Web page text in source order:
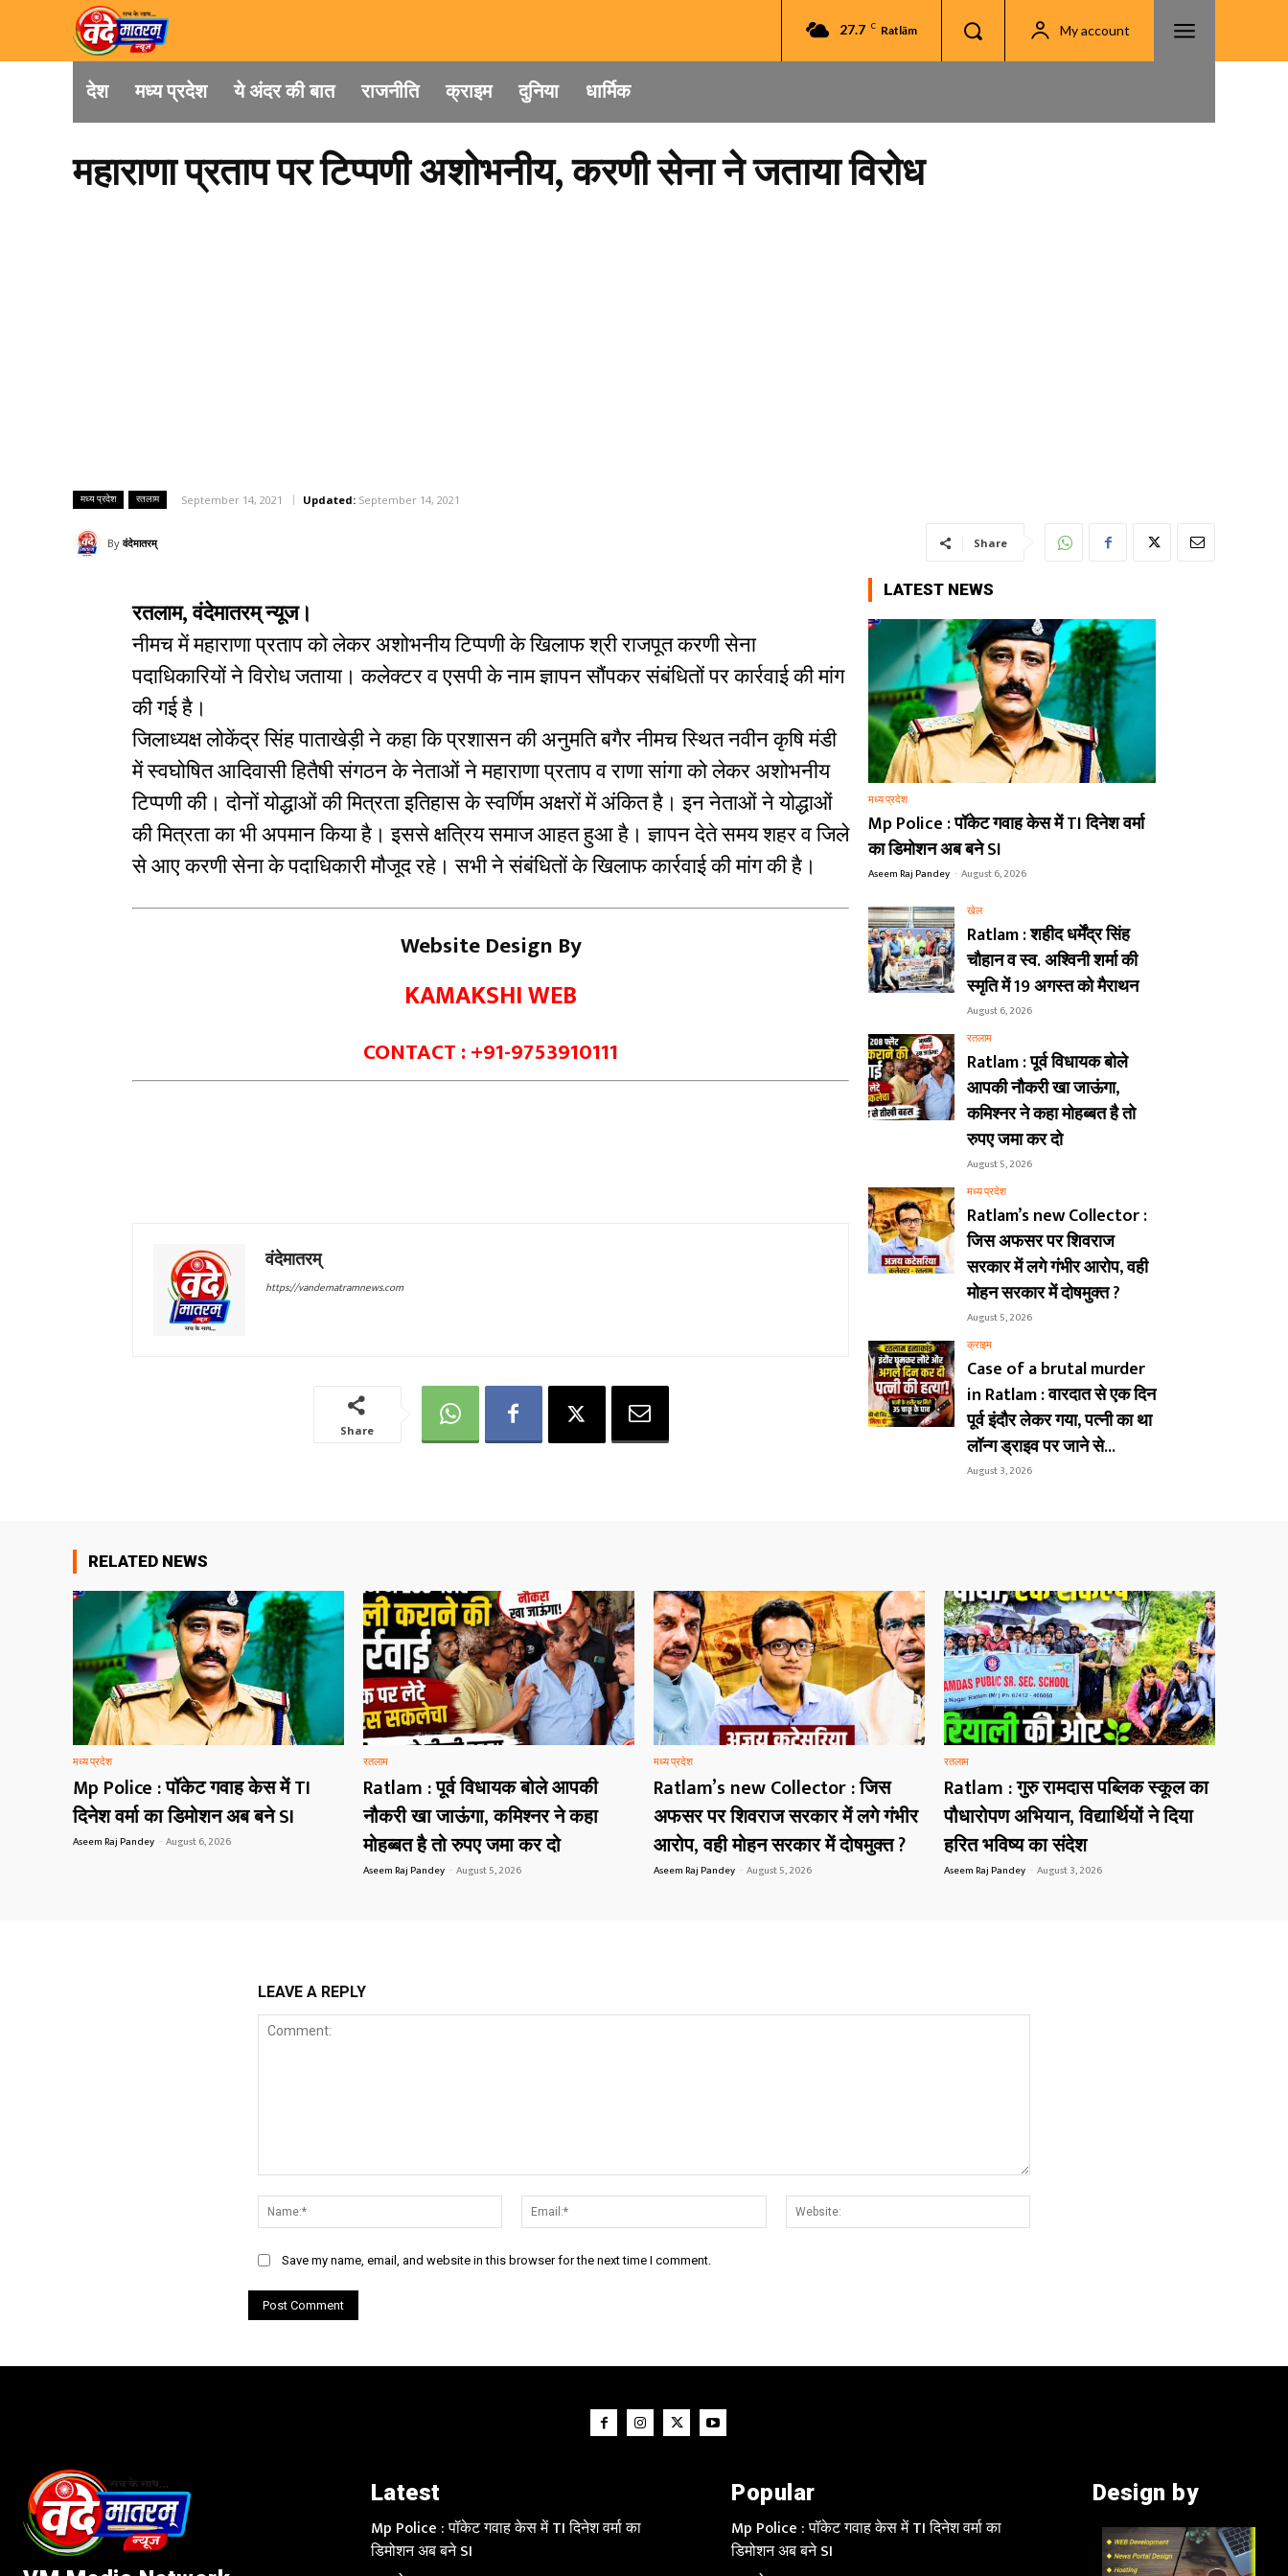
27.7 C Ratlām My account
देश मध्य प्रदेश ये अंदर की बात राजनीति क्राइम दुनिया धार्मिक
महाराणा प्रताप पर टिप्पणी अशोभनीय, करणी सेना ने जताया विरोध
मध्य प्रदेश रतलाम September 14, 2021 Updated: September 14, 2021
By वंदेमातरम् Share
रतलाम, वंदेमातरम् न्यूज।
नीमच में महाराणा प्रताप को लेकर अशोभनीय टिप्पणी के खिलाफ श्री राजपूत करणी सेना
पदाधिकारियों ने विरोध जताया। कलेक्टर व एसपी के नाम ज्ञापन सौंपकर संबंधितों पर कार्रवाई की मांग
की गई है।
जिलाध्यक्ष लोकेंद्र सिंह पाताखेड़ी ने कहा कि प्रशासन की अनुमति बगैर नीमच स्थित नवीन कृषि मंडी
में स्वघोषित आदिवासी हितैषी संगठन के नेताओं ने महाराणा प्रताप व राणा सांगा को लेकर अशोभनीय
टिप्पणी की। दोनों योद्धाओं की मित्रता इतिहास के स्वर्णिम अक्षरों में अंकित है। इन नेताओं ने योद्धाओं
की मित्रता का भी अपमान किया है। इससे क्षत्रिय समाज आहत हुआ है। ज्ञापन देते समय शहर व जिले
से आए करणी सेना के पदाधिकारी मौजूद रहे। सभी ने संबंधितों के खिलाफ कार्रवाई की मांग की है।
Website Design By
KAMAKSHI WEB
CONTACT : +91-9753910111
वंदेमातरम्
https://vandematramnews.com
Share
LATEST NEWS
मध्य प्रदेश
Mp Police : पॉकेट गवाह केस में TI दिनेश वर्मा
का डिमोशन अब बने SI
Aseem Raj Pandey - August 6, 2026
खेल
Ratlam : शहीद धर्मेंद्र सिंह
चौहान व स्व. अश्विनी शर्मा की
स्मृति में 19 अगस्त को मैराथन
August 6, 2026
रतलाम
Ratlam : पूर्व विधायक बोले
आपकी नौकरी खा जाऊंगा,
कमिश्नर ने कहा मोहब्बत है तो
रुपए जमा कर दो
August 5, 2026
मध्य प्रदेश
Ratlam’s new Collector :
जिस अफसर पर शिवराज
सरकार में लगे गंभीर आरोप, वही
मोहन सरकार में दोषमुक्त ?
August 5, 2026
क्राइम
Case of a brutal murder
in Ratlam : वारदात से एक दिन
पूर्व इंदौर लेकर गया, पत्नी का था
लॉन्ग ड्राइव पर जाने से...
August 3, 2026
RELATED NEWS
मध्य प्रदेश
Mp Police : पॉकेट गवाह केस में TI
दिनेश वर्मा का डिमोशन अब बने SI
Aseem Raj Pandey - August 6, 2026
रतलाम
Ratlam : पूर्व विधायक बोले आपकी
नौकरी खा जाऊंगा, कमिश्नर ने कहा
मोहब्बत है तो रुपए जमा कर दो
Aseem Raj Pandey - August 5, 2026
मध्य प्रदेश
Ratlam’s new Collector : जिस
अफसर पर शिवराज सरकार में लगे गंभीर
आरोप, वही मोहन सरकार में दोषमुक्त ?
Aseem Raj Pandey - August 5, 2026
रतलाम
Ratlam : गुरु रामदास पब्लिक स्कूल का
पौधारोपण अभियान, विद्यार्थियों ने दिया
हरित भविष्य का संदेश
Aseem Raj Pandey - August 3, 2026
LEAVE A REPLY
Name:*
Email:*
Save my name, email, and website in this browser for the next time I comment.
Latest
Mp Police : पॉकेट गवाह केस में TI दिनेश वर्मा का
डिमोशन अब बने SI
Popular
Mp Police : पॉकेट गवाह केस में TI दिनेश वर्मा का
डिमोशन अब बने SI
Design by